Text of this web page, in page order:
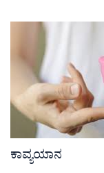
ಕಾವ್ಯಯಾನ